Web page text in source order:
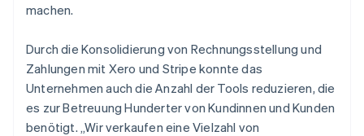
machen.
Durch die Konsolidierung von Rechnungsstellung und
Zahlungen mit Xero und Stripe konnte das
Unternehmen auch die Anzahl der Tools reduzieren, die
es zur Betreuung Hunderter von Kundinnen und Kunden
benötigt. „Wir verkaufen eine Vielzahl von